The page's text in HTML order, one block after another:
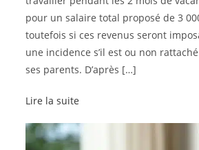
pour un salaire total proposé de 3
toutefois si ces revenus seront
une incidence s’il est ou non
ses parents. D’après […]
Lire la suite